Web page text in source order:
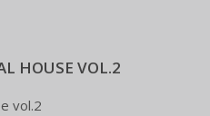
HOUSE VOL.2
vol.2